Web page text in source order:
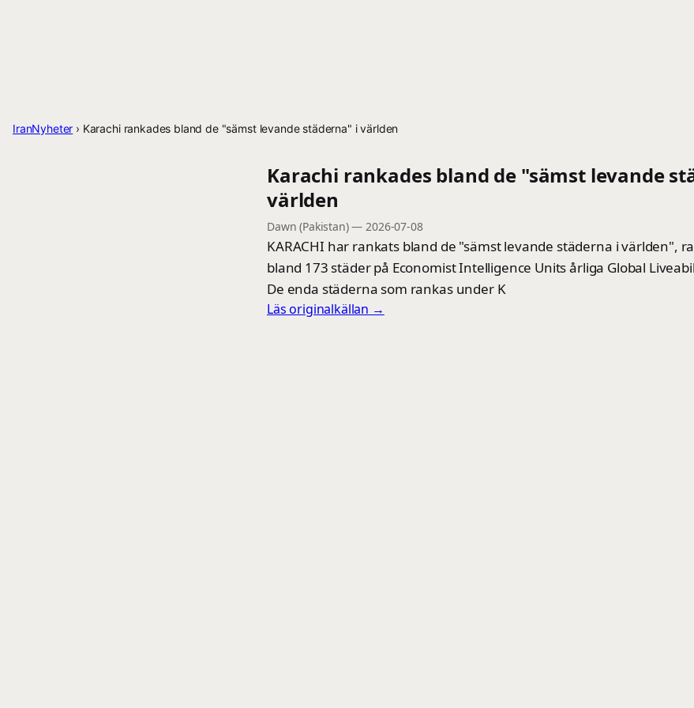
IranNyheter › Karachi rankades bland de "sämst levande städerna" i världen
Karachi rankades bland de "sämst levande
världen
Dawn (Pakistan)—2026-07-08
KARACHI har rankats bland de "sämst levande städerna i världen",
bland 173 städer på Economist Intelligence Units årliga Global
De enda städerna som rankas under K
Läs originalkällan →